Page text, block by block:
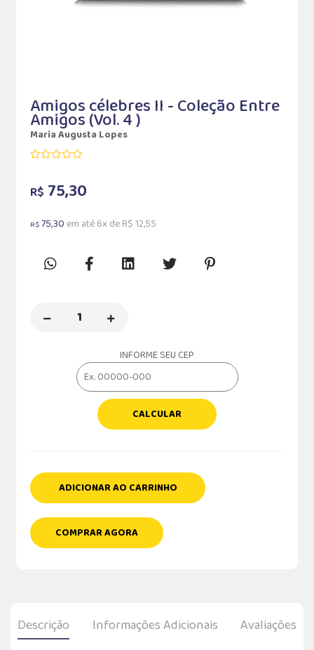
Amigos célebres II - Coleção Entre
Amigos (Vol. 4 )
Maria Augusta Lopes
R$ 75,30
R$75,30 em até 6x de R$ 12,55
INFORME SEU CEP
CALCULAR
ADICIONAR AO CARRINHO
COMPRAR AGORA
Descrição Informações Adicionais Avaliações